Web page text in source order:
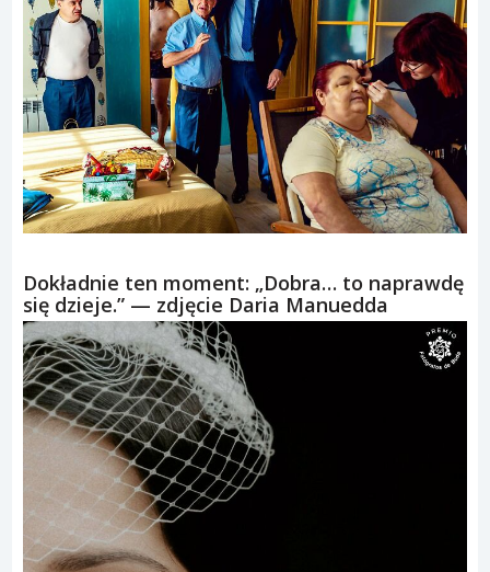
Dokładnie ten moment: „Dobra… to naprawdę
się dzieje.” — zdjęcie Daria Manuedda